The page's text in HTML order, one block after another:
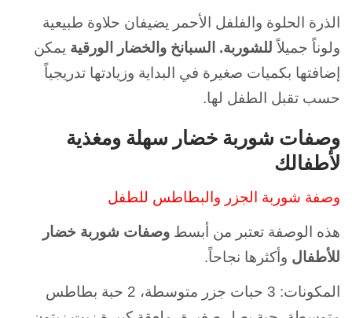
الذرة الحلوة والفلفل الأحمر يضيفان حلاوة طبيعية
ولوناً جميلاً للشوربة. السبانخ والخضار الورقية يمكن
إضافتها بكميات صغيرة في البداية وزيادتها تدريجياً
حسب تقبل الطفل لها.
وصفات شوربة خضار سهلة ومغذية
لأطفالك
وصفة شوربة الجزر والبطاطس للطفل
هذه الوصفة تعتبر من أبسط وصفات شوربة خضار
للأطفال وأكثرها نجاحاً.
المكونات: 3 حبات جزر متوسطة، 2 حبة بطاطس